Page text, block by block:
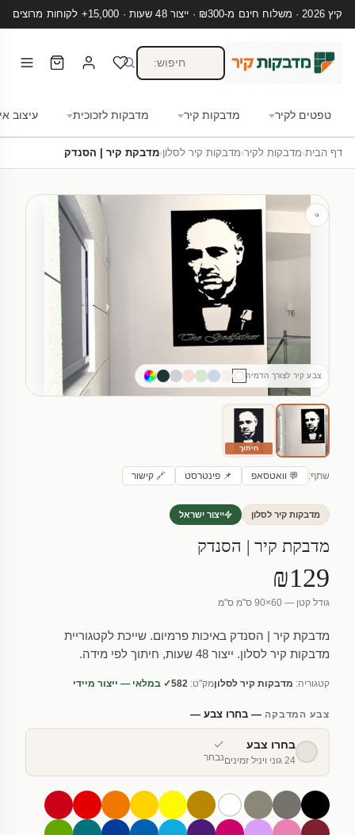
קיץ 2026 · משלוח חינם מ-₪300 · ייצור 48 שעות · 15,000+ לקוחות מרוצים
טפטים לקיר מדבקות קיר מדבקות לזכוכית עיצוב
דף הבית›מדבקות לקיר›מדבקות קיר לסלון›מדבקת קיר | הסנדק
צבע קיר לצורך הדמיה
חיתוך
שתף: 💬 וואטסאפ 📌 פינטרסט 🔗 קישור
מדבקות קיר לסלון ייצור ישראל
מדבקת קיר | הסנדק
₪129
גודל קטן — 60×90 ס"מ ס"מ
מדבקת קיר | הסנדק באיכות פרמיום. שייכת לקטגוריית
מדבקות קיר לסלון. ייצור 48 שעות, חיתוך לפי מידה.
קטגוריה: מדבקות קיר לסלוןמק"ט: 582✓ במלאי — ייצור מיידי
צבע המדבקה— בחרו צבע —
בחרו צבע
24 גוני ויניל זמינים נבחר